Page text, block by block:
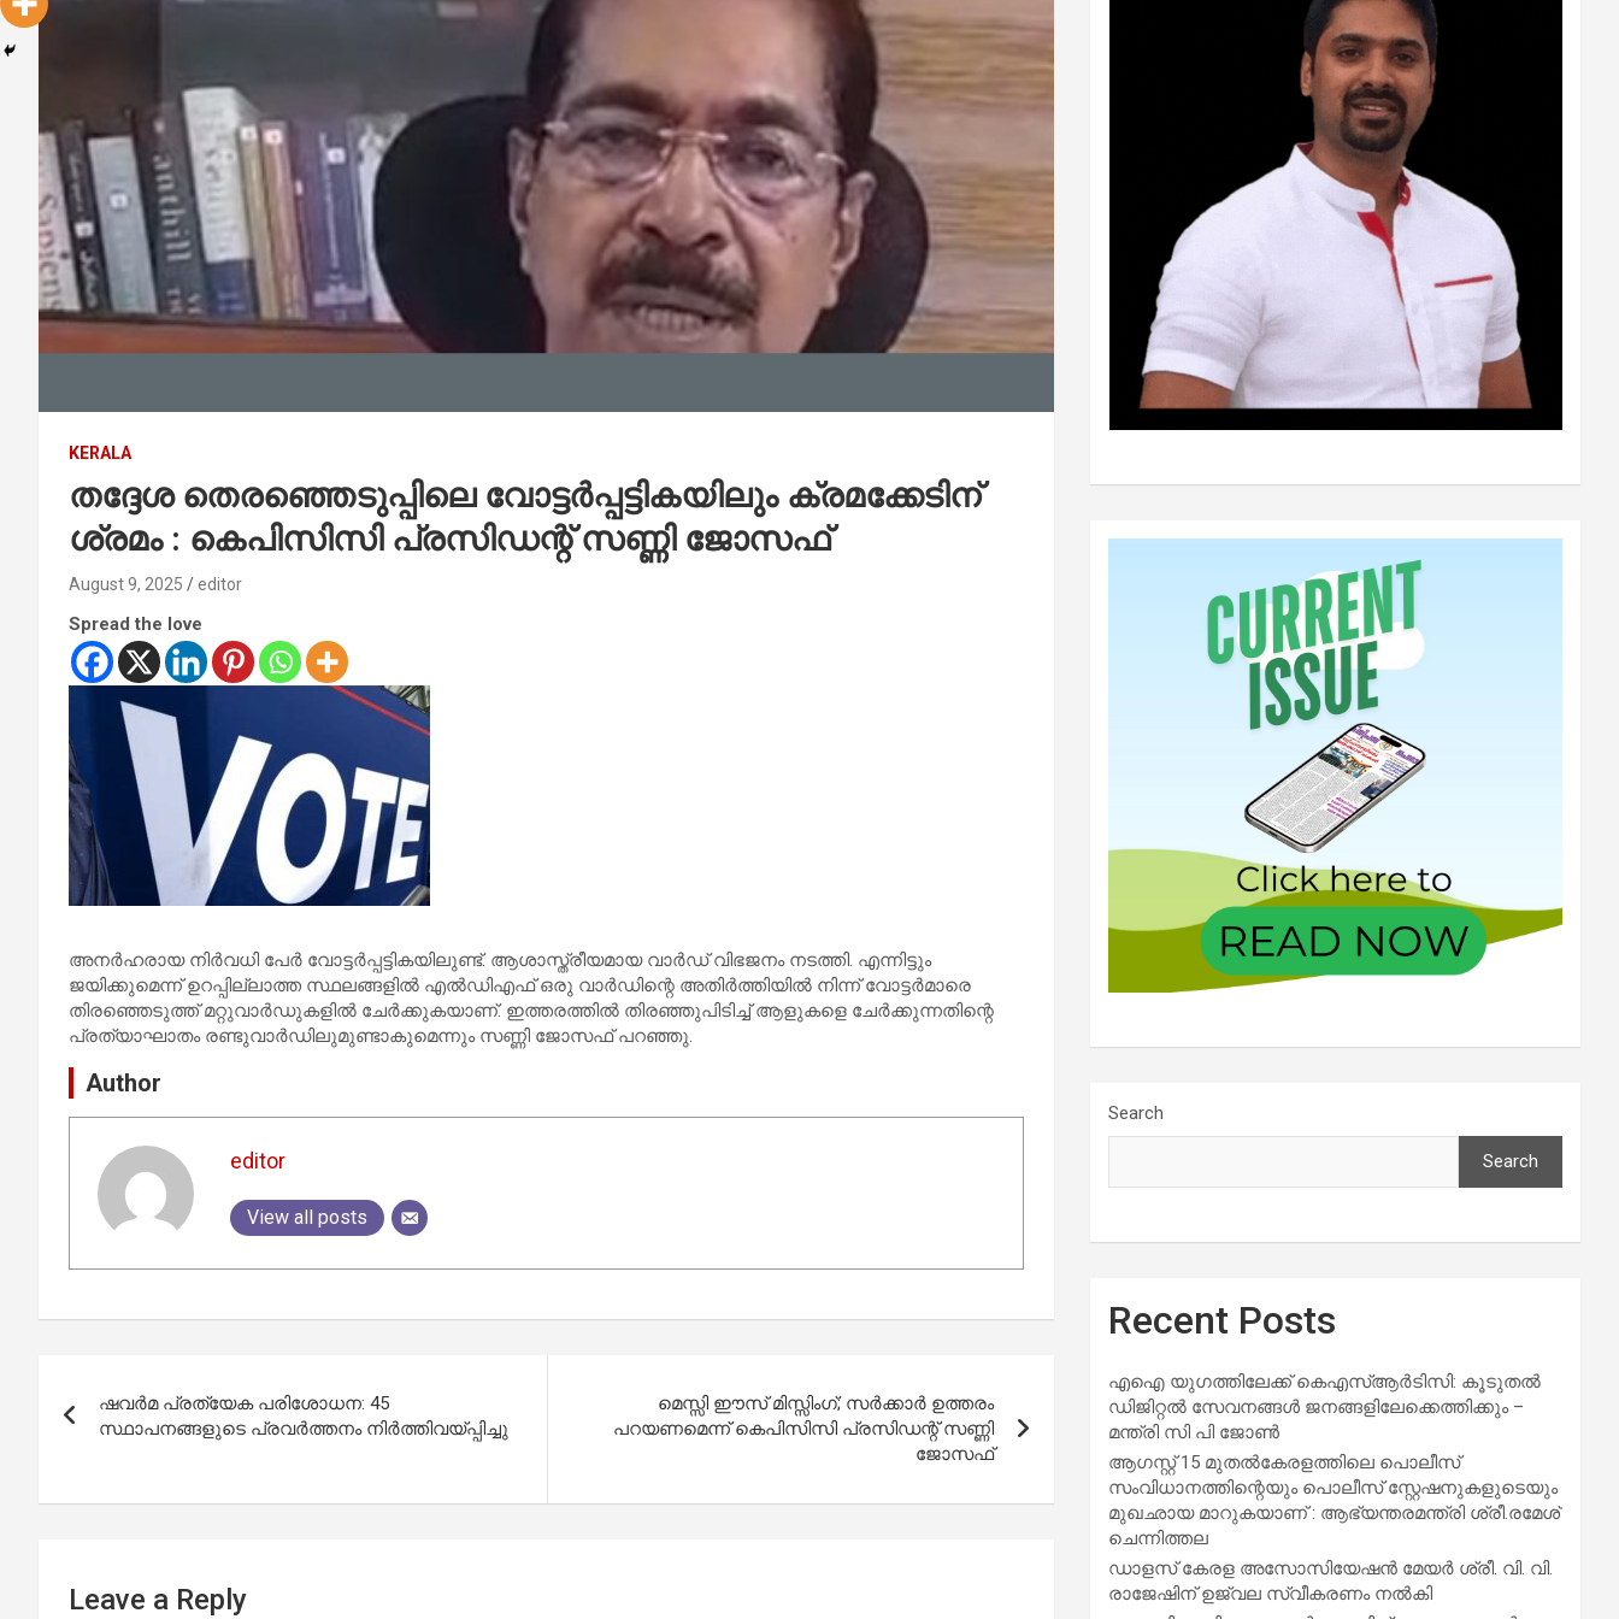
KERALA
തദ്ദേശ തെരഞ്ഞെടുപ്പിലെ വോട്ടര്‍പ്പട്ടികയിലും ക്രമക്കേടിന്
ശ്രമം : കെപിസിസി പ്രസിഡന്റ് സണ്ണി ജോസഫ്
August 9, 2025 editor
Spread the love
അനര്‍ഹരായ നിര്‍വധി പേര്‍ വോട്ടര്‍പ്പട്ടികയിലുണ്ട്. ആശാസ്ത്രീയമായ വാര്‍ഡ് വിഭജനം നടത്തി. എന്നിട്ടും
ജയിക്കുമെന്ന് ഉറപ്പില്ലാത്ത സ്ഥലങ്ങളില്‍ എല്‍ഡിഎഫ് ഒരു വാര്‍ഡിന്റെ അതിര്‍ത്തിയില്‍ നിന്ന് വോട്ടര്‍മാരെ
തിരഞ്ഞെടുത്ത് മറ്റുവാര്‍ഡുകളില്‍ ചേര്‍ക്കുകയാണ്. ഇത്തരത്തില്‍ തിരഞ്ഞുപിടിച്ച് ആളുകളെ ചേര്‍ക്കുന്നതിന്റെ
പ്രത്യാഘാതം രണ്ടുവാര്‍ഡിലുമുണ്ടാകുമെന്നും സണ്ണി ജോസഫ് പറഞ്ഞു.
Author
editor
View all posts
navigation
ഷവര്‍മ പ്രത്യേക പരിശോധന: 45
സ്ഥാപനങ്ങളുടെ പ്രവര്‍ത്തനം നിര്‍ത്തിവയ്പ്പിച്ചു
മെസ്സി ഈസ് മിസ്സിംഗ്; സര്‍ക്കാര്‍ ഉത്തരം
പറയണമെന്ന് കെപിസിസി പ്രസിഡന്റ് സണ്ണി
ജോസഫ്
Leave a Reply
Search
Search
Recent Posts
എഐ യുഗത്തിലേക്ക് കെഎസ്ആർടിസി: കൂടുതൽ
ഡിജിറ്റൽ സേവനങ്ങൾ ജനങ്ങളിലേക്കെത്തിക്കും –
മന്ത്രി സി പി ജോൺ
ആഗസ്റ്റ് 15 മുതല്‍കേരളത്തിലെ പൊലീസ്
സംവിധാനത്തിന്റെയും പൊലീസ് സ്റ്റേഷനുകളുടെയും
മുഖഛായ മാറുകയാണ് : ആഭ്യന്തരമന്ത്രി ശ്രീ.രമേശ്
ചെന്നിത്തല
ഡാളസ് കേരള അസോസിയേഷൻ മേയർ ശ്രീ. വി. വി.
രാജേഷിന് ഉജ്വല സ്വീകരണം നൽകി